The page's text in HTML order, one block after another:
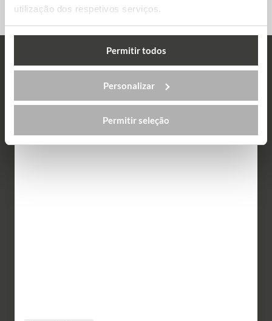
utilização dos respetivos serviços.
Permitir todos
Personalizar
Permitir seleção
Testemunhos